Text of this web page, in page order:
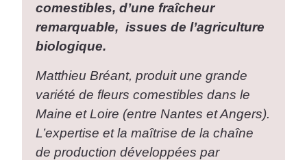
comestibles, d’une fraîcheur
remarquable, issues de l’agriculture
biologique.
Matthieu Bréant, produit une grande
variété de fleurs comestibles dans le
Maine et Loire (entre Nantes et Angers).
L’expertise et la maîtrise de la chaîne
de production développées par